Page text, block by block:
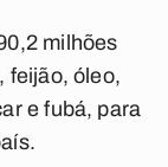
milhões
feijão, óleo,
e fubá, para